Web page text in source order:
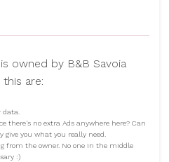
owned by B&B Savoia
this are:
data.
there's no extra Ads anywhere here? Can
give you what you really need.
from the owner. No one in the middle
:)